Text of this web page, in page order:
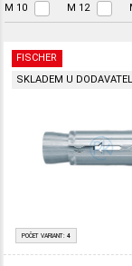
M 10 M 12
FISCHER
SKLADEM U
POČET VARIANT: 4